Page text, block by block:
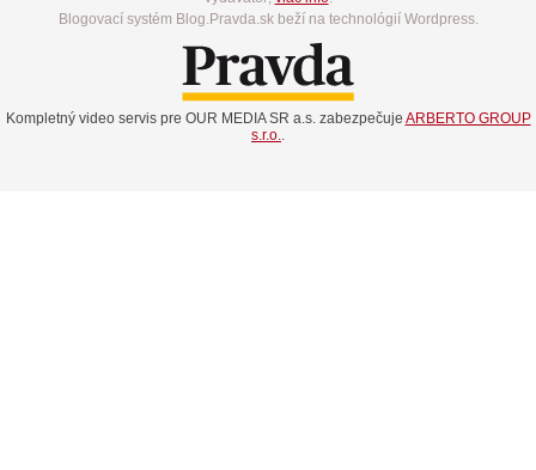
Blogovací systém Blog.Pravda.sk beží na technológií Wordpress.
Kompletný video servis pre OUR MEDIA SR a.s. zabezpečuje ARBERTO GROUP
s.r.o..